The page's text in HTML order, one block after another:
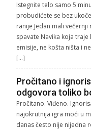
Istegnite telo samo 5
probudićete se bez
ranije Jedan mali
spavate Navika koja
emisije, ne košta ništa i
[…]
Pročitano i
odgovora toliko
Pročitano. Viđeno.
najokrutnija igra moći u
danas često nije nijedna